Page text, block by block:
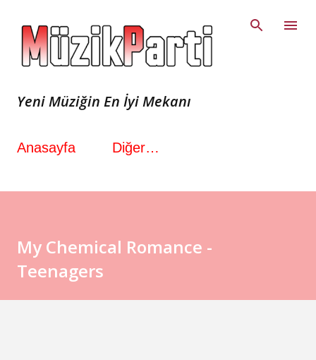
Yeni Müziğin En İyi Mekanı
Anasayfa Diğer…
My Chemical Romance -
Teenagers